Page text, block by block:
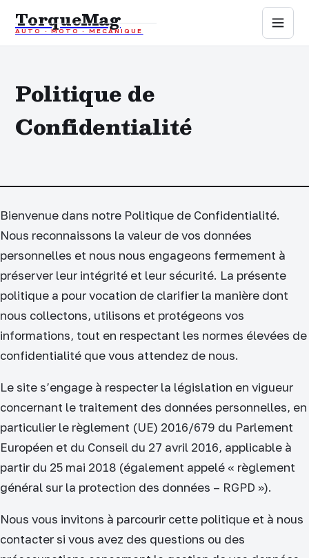
TorqueMag
AUTO · MOTO · MÉCANIQUE
Auto
Moto
Mécanique
Politique de
Confidentialité
Bienvenue dans notre Politique de Confidentialité.
Nous reconnaissons la valeur de vos données
personnelles et nous nous engageons fermement à
préserver leur intégrité et leur sécurité. La présente
politique a pour vocation de clarifier la manière dont
nous collectons, utilisons et protégeons vos
informations, tout en respectant les normes élevées de
confidentialité que vous attendez de nous.
Le site s’engage à respecter la législation en vigueur
concernant le traitement des données personnelles, en
particulier le règlement (UE) 2016/679 du Parlement
Européen et du Conseil du 27 avril 2016, applicable à
partir du 25 mai 2018 (également appelé « règlement
général sur la protection des données – RGPD »).
Nous vous invitons à parcourir cette politique et à nous
contacter si vous avez des questions ou des